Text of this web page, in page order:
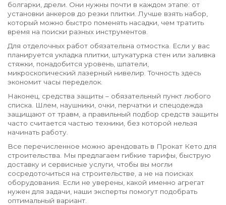
болгарки, дрели. Они нужны почти в каждом этапе: от
установки анкеров до резки плитки. Лучше взять набор,
который можно быстро поменять насадки, чем тратить
время на поиски разных инструментов.
Для отделочных работ обязательна отмостка. Если у вас
планируется укладка плитки, штукатурка стен или заливка
стяжки, понадобится уровень, шпатели,
микроскопический лазерный нивелир. Точность здесь
экономит часы переделок.
Наконец, средства защиты – обязательный пункт любого
списка. Шлем, наушники, очки, перчатки и спецодежда
защищают от травм, а правильный подбор средств защиты
часто считается частью техники, без которой нельзя
начинать работу.
Все перечисленное можно арендовать в Прокат Кето для
строительства. Мы предлагаем гибкие тарифы, быструю
доставку и сервисные услуги, чтобы вы могли
сосредоточиться на строительстве, а не на поисках
оборудования. Если не уверены, какой именно агрегат
нужен для задачи, наши эксперты помогут подобрать
оптимальный вариант.